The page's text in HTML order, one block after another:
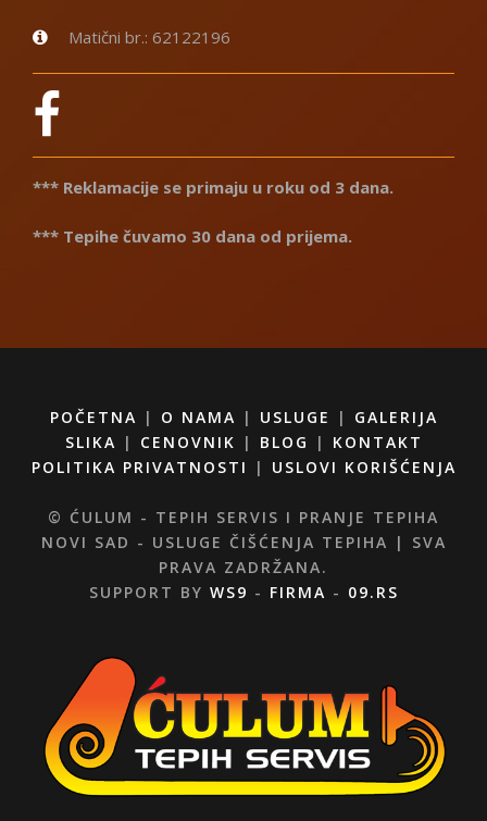
Matični br.: 62122196
*** Reklamacije se primaju u roku od 3 dana.
*** Tepihe čuvamo 30 dana od prijema.
POČETNA | O NAMA | USLUGE | GALERIJA
SLIKA | CENOVNIK | BLOG | KONTAKT
POLITIKA PRIVATNOSTI
| USLOVI KORIŠĆENJA
© ĆULUM - TEPIH SERVIS I PRANJE TEPIHA
NOVI SAD - USLUGE ČIŠĆENJA TEPIHA | SVA
PRAVA ZADRŽANA.
SUPPORT BY WS9 - FIRMA - 09.RS